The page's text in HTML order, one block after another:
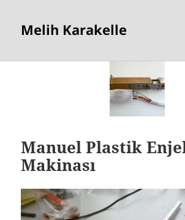
Melih Karakelle
Manuel Plastik
Makinası